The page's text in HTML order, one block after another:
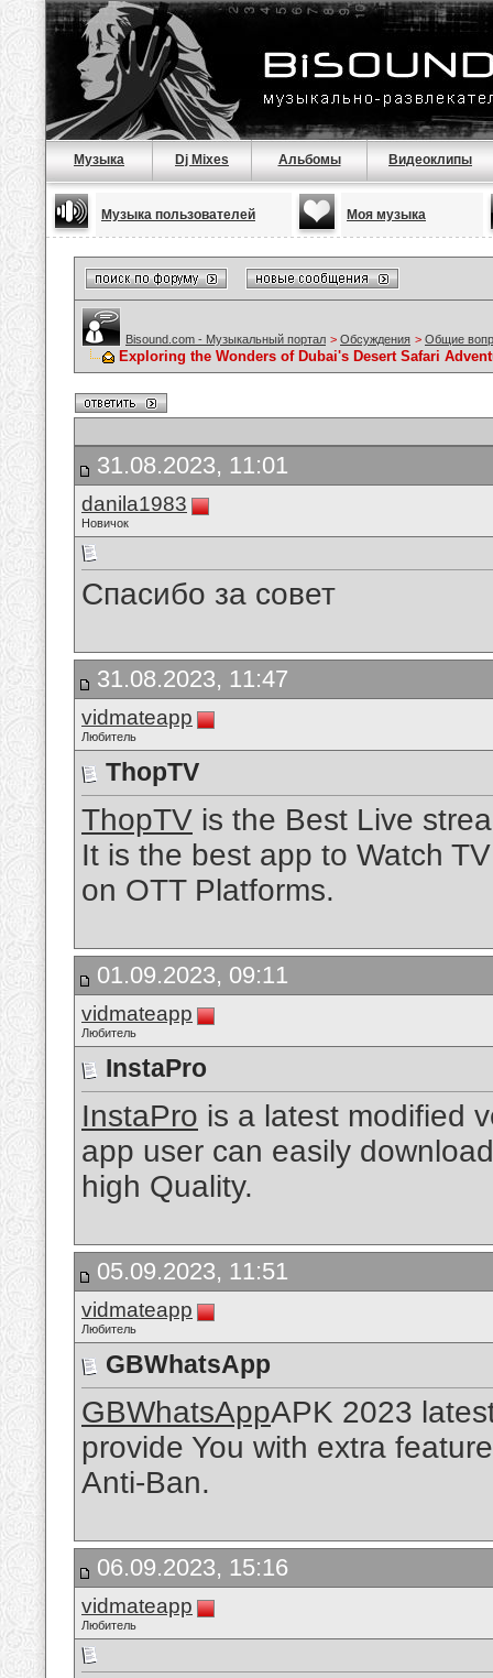
Музыка Dj Mixes Альбомы Видеоклипы
Музыка пользователей Моя музыка
Bisound.com - Музыкальный портал > Обсуждения > Общие
Exploring the Wonders of Dubai's Desert Safari
31.08.2023, 11:01
danila1983
Новичок
Спасибо за совет
31.08.2023, 11:47
vidmateapp
Любитель
ThopTV
ThopTV is the Best Live
It is the best app to Watch
on OTT Platforms.
01.09.2023, 09:11
vidmateapp
Любитель
InstaPro
InstaPro is a latest modified
app user can easily
high Quality.
05.09.2023, 11:51
vidmateapp
Любитель
GBWhatsApp
GBWhatsAppAPK 2023
provide You with extra
Anti-Ban.
06.09.2023, 15:16
vidmateapp
Любитель